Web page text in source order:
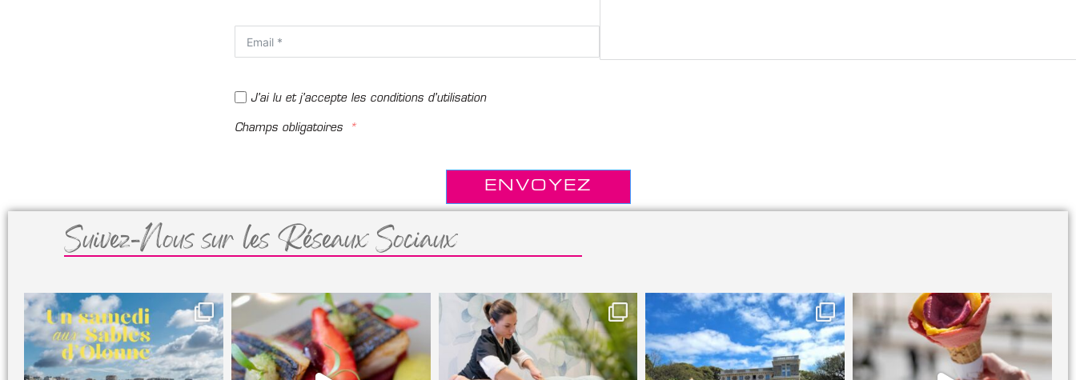
Champs obligatoires
J'ai lu et j'accepte les conditions d'utilisation
ENVOYEZ
Suivez-Nous sur les Réseaux Sociaux